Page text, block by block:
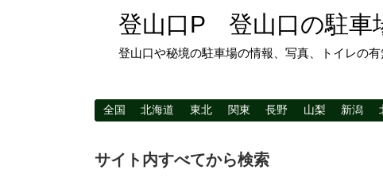
登山口P 登山口の駐車
登山口や秘境の駐車場の情報、写真、トイレの
全国 北海道 東北 関東 長野 山梨 新潟
サイト内すべてから検索